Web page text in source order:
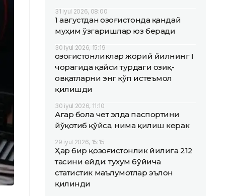
31 iyul 2026, 08:00
1 августдан Қозоғистонда қандай
муҳим ўзгаришлар юз беради
30 iyul 2026, 15:19
Қозоғистонликлар жорий йилнинг I
чорагида қайси турдаги озиқ-
овқатларни энг кўп истеъмол
қилишди
30 iyul 2026, 11:10
Агар бола чет элда паспортини
йўқотиб қўйса, нима қилиш керак
29 iyul 2026, 15:15
Ҳар бир қозоғистонлик йилига 212
тасини ейди: тухум бўйича
статистик маълумотлар эълон
қилинди